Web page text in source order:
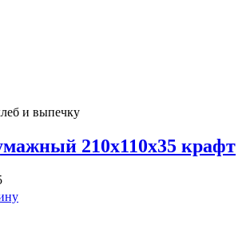
и выпечку
210х110х35 крафт